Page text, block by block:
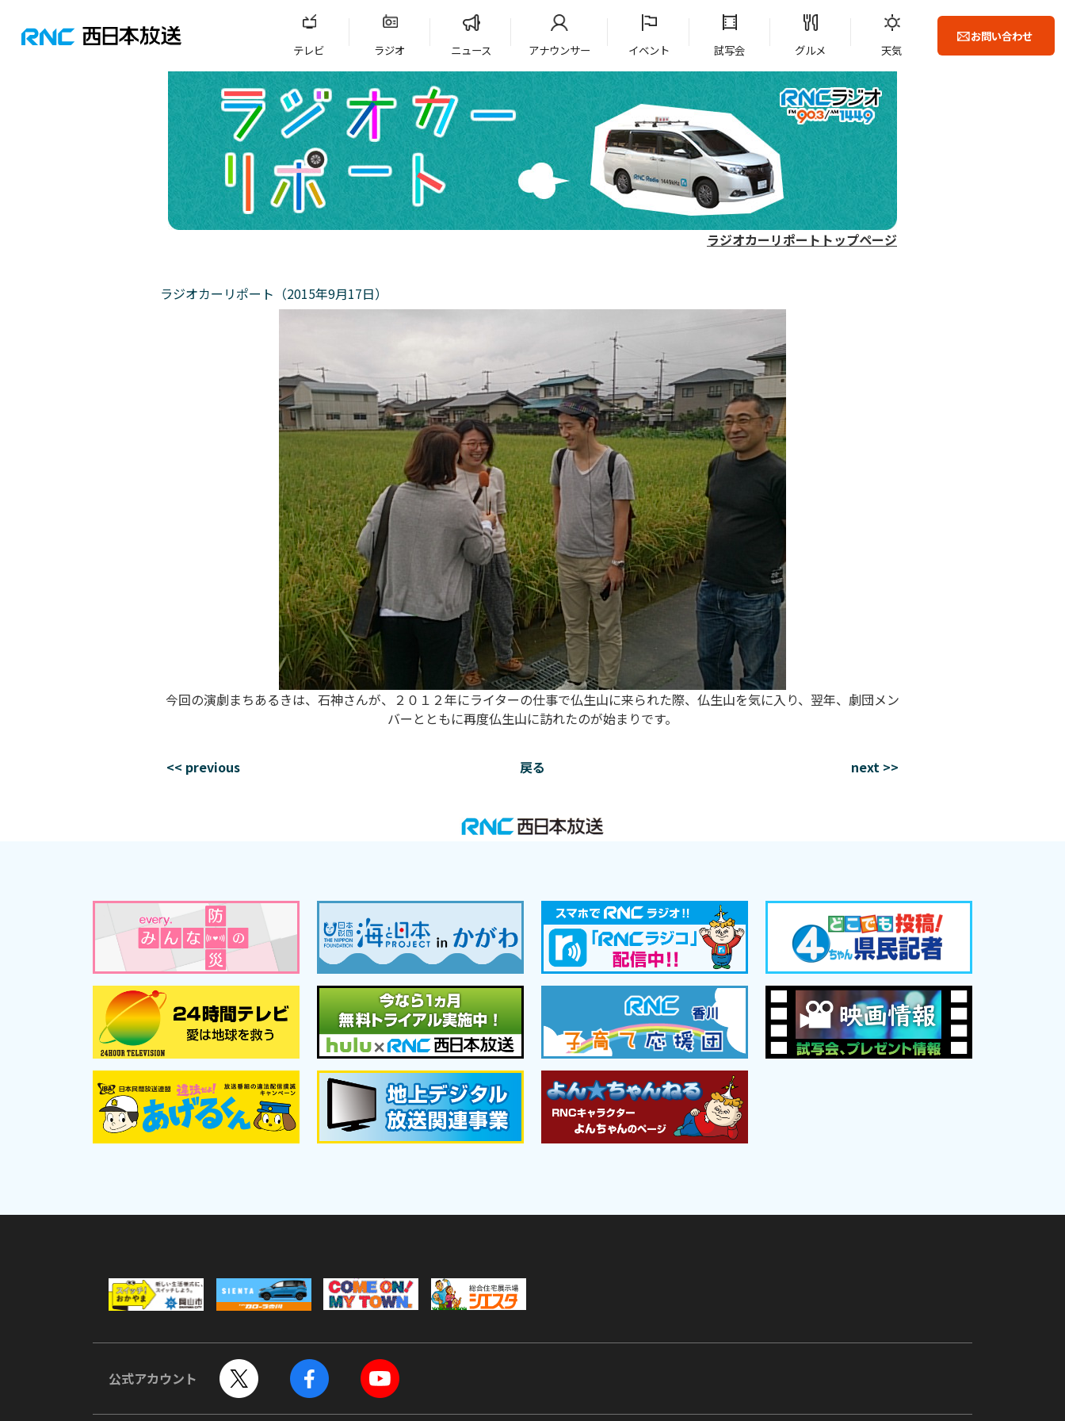
テレビ ラジオ ニュース アナウンサー イベント 試写会 グルメ 天気
お問い合わせ
ラジオカーリポートトップページ
ラジオカーリポート（2015年9月17日）
今回の演劇まちあるきは、石神さんが、２０１２年にライターの仕事で仏生山に来られた際、仏生山を気に入り、翌年、劇団メン
バーとともに再度仏生山に訪れたのが始まりです。
<< previous 戻る next >>
公式アカウント